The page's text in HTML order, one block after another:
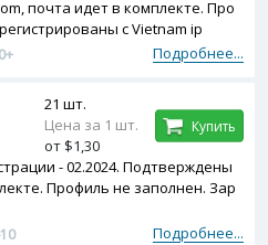
почта идет в комплекте. Про
с Vietnam ip
Подробнее...
- 02.2024. Подтверждены
Профиль не заполнен. Зар
Подробнее...
21 шт.
Цена за 1 шт.
от $1,30
Купить